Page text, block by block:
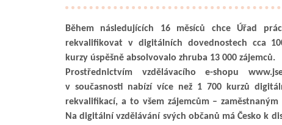
Během následujících 16 měsíců chce Úřad
rekvalifikovat v digitálních dovednostech cca
kurzy úspěšně absolvovalo zhruba 13 000 zájemců.
Prostřednictvím vzdělávacího e-shopu
v současnosti nabízí více než 1 700 kurzů
rekvalifikací, a to všem zájemcům – zaměstnaným
Na digitální vzdělávání svých občanů má Česko k